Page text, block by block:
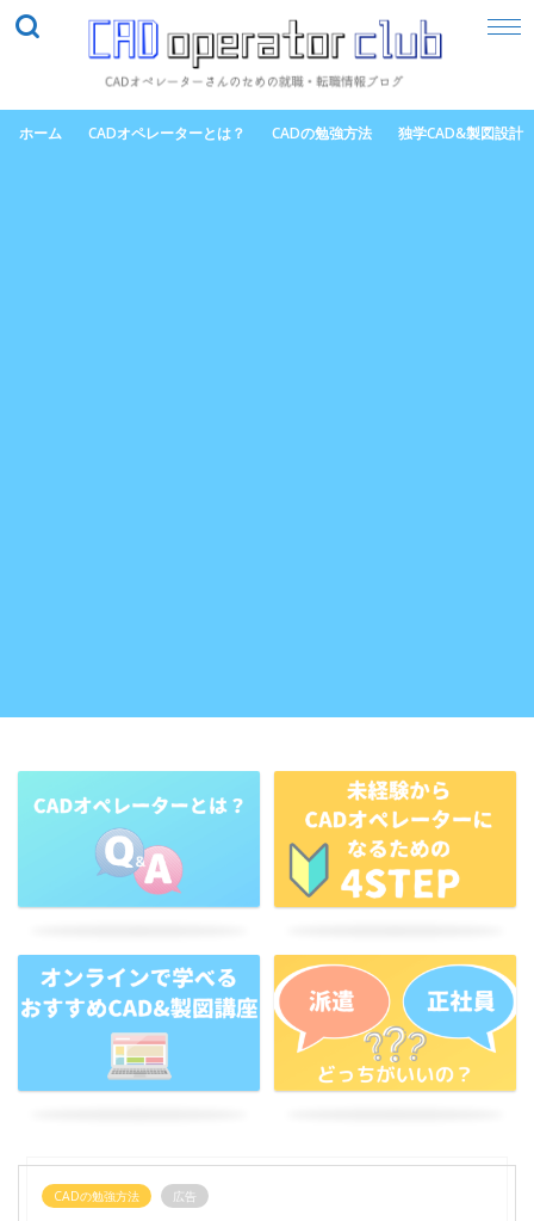
ホーム CADオペレーターとは？ CADの勉強方法 独学CAD&製図設計
CADの勉強方法 広告